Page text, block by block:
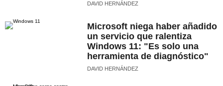
DAVID HERNÁNDEZ
Microsoft niega haber añadido
un servicio que ralentiza
Windows 11: "Es solo una
herramienta de diagnóstico"
DAVID HERNÁNDEZ